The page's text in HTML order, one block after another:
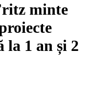
minte
la 1 an și 2